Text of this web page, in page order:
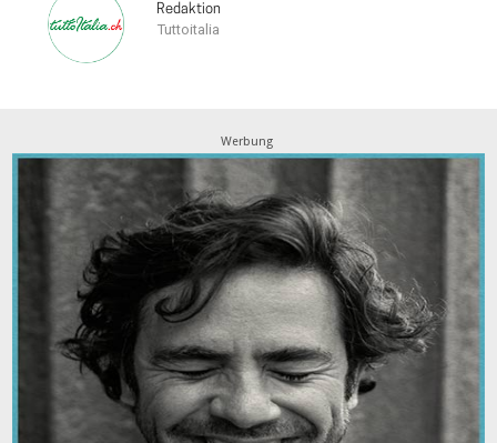
Redaktion
Tuttoitalia
Werbung